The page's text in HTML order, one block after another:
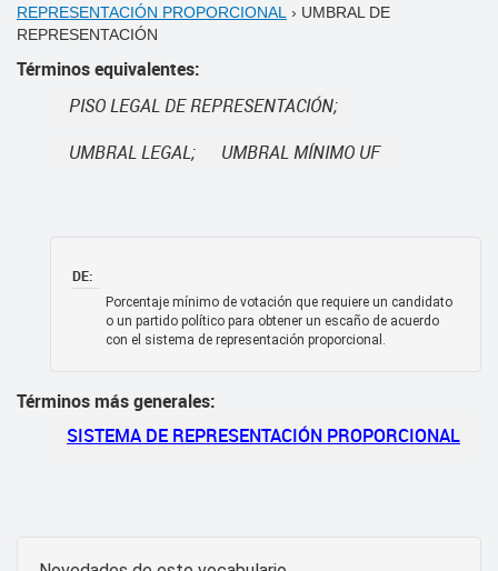
REPRESENTACIÓN PROPORCIONAL › UMBRAL DE
REPRESENTACIÓN
Términos equivalentes:
PISO LEGAL DE REPRESENTACIÓN
UMBRAL LEGAL
UMBRAL MÍNIMO UF
DE:
Porcentaje mínimo de votación que requiere un candidato
o un partido político para obtener un escaño de acuerdo
con el sistema de representación proporcional.
Términos más generales:
SISTEMA DE REPRESENTACIÓN PROPORCIONAL